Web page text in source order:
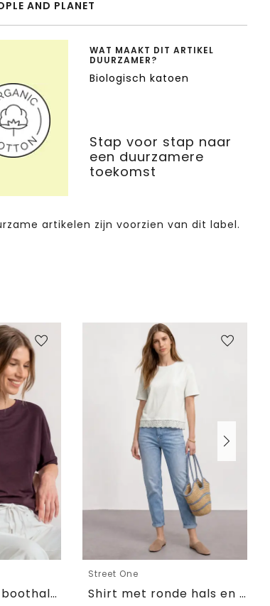
AND PLANET
WAT MAAKT DIT ARTIKEL
DUURZAMER?
Biologisch katoen
Stap voor stap naar
een duurzamere
toekomst
artikelen zijn voorzien van dit label.
Basic Shirt met boothals en elastische zoom
Street One
Shirt met ronde hals en kant